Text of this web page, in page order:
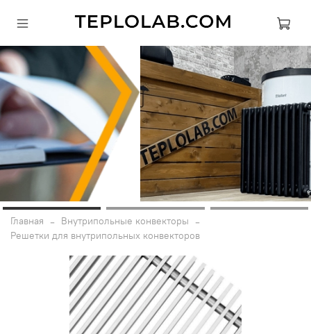
Главная
Внутрипольные конвекторы
Решетки для внутрипольных конвекторов